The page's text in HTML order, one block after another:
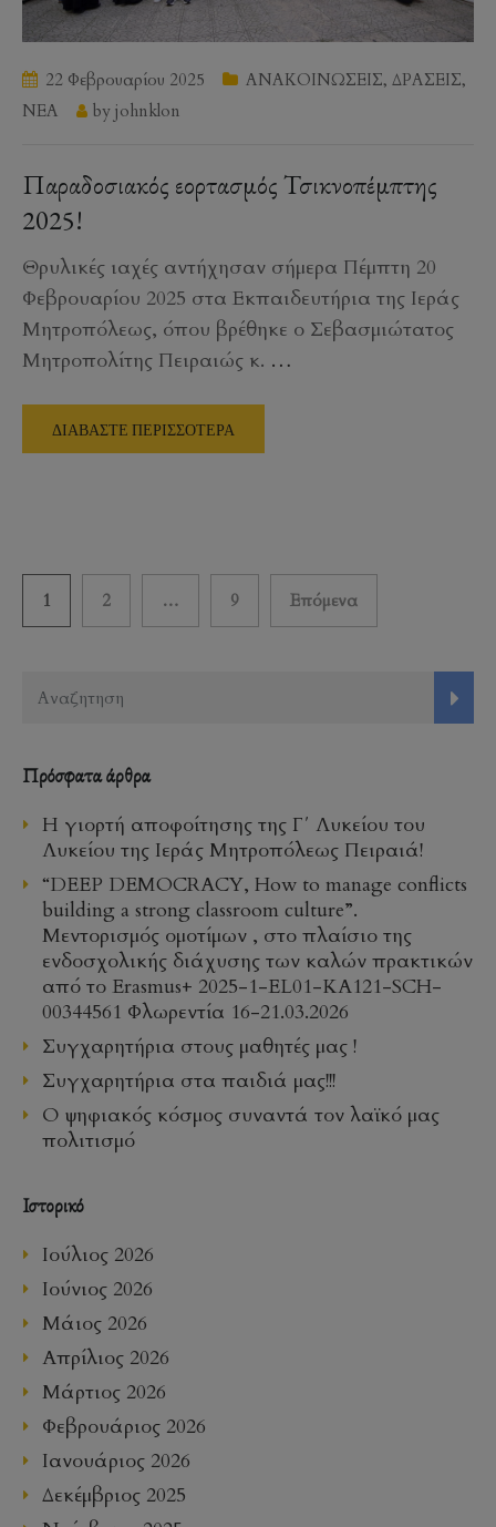
22 Φεβρουαρίου 2025 ΑΝΑΚΟΙΝΩΣΕΙΣ, ΔΡΑΣΕΙΣ,
ΝΕΑ
by johnklon
Παραδοσιακός εορτασμός Τσικνοπέμπτης
2025!
Θρυλικές ιαχές αντήχησαν σήμερα Πέμπτη 20
Φεβρουαρίου 2025 στα Εκπαιδευτήρια της Ιεράς
Μητροπόλεως, όπου βρέθηκε ο Σεβασμιώτατος
Μητροπολίτης Πειραιώς κ. …
ΔΙΑΒΑΣΤΕ ΠΕΡΙΣΣΟΤΕΡΑ
Σελιδοποίηση
1 2 … 9 Επόμενα
Πρόσφατα άρθρα
Η γιορτή αποφοίτησης της Γ΄ Λυκείου του
Λυκείου της Ιεράς Μητροπόλεως Πειραιά!
“DEEP DEMOCRACY, How to manage conflicts
building a strong classroom culture”.
Μεντορισμός ομοτίμων , στο πλαίσιο της
ενδοσχολικής διάχυσης των καλών πρακτικών
από το Erasmus+ 2025-1-EL01-KA121-SCH-
00344561 Φλωρεντία 16-21.03.2026
Συγχαρητήρια στους μαθητές μας !
Συγχαρητήρια στα παιδιά μας!!!
Ο ψηφιακός κόσμος συναντά τον λαϊκό μας
πολιτισμό
Ιστορικό
Ιούλιος 2026
Ιούνιος 2026
Μάιος 2026
Απρίλιος 2026
Μάρτιος 2026
Φεβρουάριος 2026
Ιανουάριος 2026
Δεκέμβριος 2025